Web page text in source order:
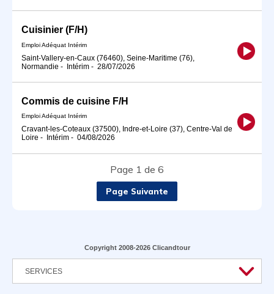
Cuisinier (F/H)
Emploi Adéquat Intérim
Saint-Vallery-en-Caux (76460), Seine-Maritime (76),
Normandie - Intérim - 28/07/2026
Commis de cuisine F/H
Emploi Adéquat Intérim
Cravant-les-Coteaux (37500), Indre-et-Loire (37), Centre-Val de
Loire - Intérim - 04/08/2026
Page 1 de 6
Page Suivante
Copyright 2008-2026 Clicandtour
SERVICES